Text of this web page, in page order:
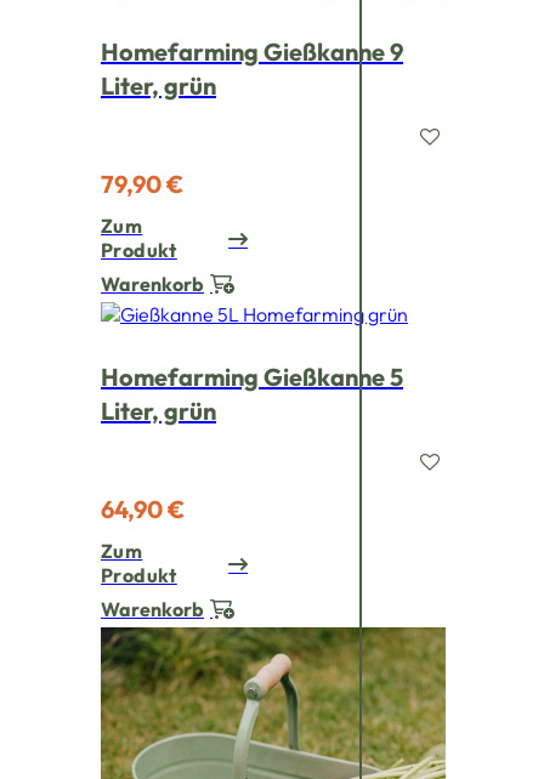
Homefarming Gießkanne 9
Liter, grün
79,90 €
Zum
Produkt
Warenkorb
Homefarming Gießkanne 5
Liter, grün
64,90 €
Zum
Produkt
Warenkorb